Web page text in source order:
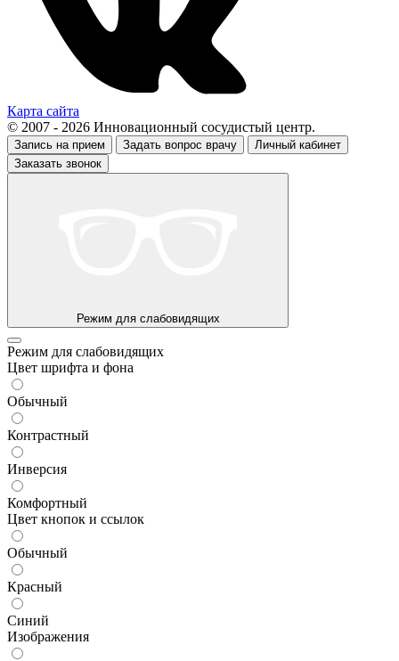
Карта сайта
© 2007 - 2026 Инновационный сосудистый центр.
Запись на прием Задать вопрос врачу
Личный кабинет
Заказать звонок
Режим для слабовидящих
Режим для слабовидящих
Цвет шрифта и фона
Обычный
Контрастный
Инверсия
Комфортный
Цвет кнопок и ссылок
Обычный
Красный
Синий
Изображения